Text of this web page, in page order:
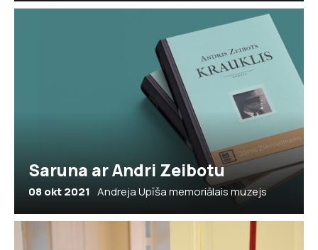
Saruna ar Andri Zeibotu
08 okt 2021 Andreja Upīša memoriālais muzejs